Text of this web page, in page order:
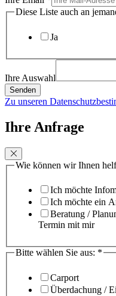
Diese Liste auch an
Ja
Ihre Auswahl
Senden
Zu unseren
Ihre Anfrage
Wie können wir Ihnen
Ich möchte
Ich möchte ein
Beratung /
Termin mit mir
Bitte wählen Sie aus: *
Carport
Überdachung /